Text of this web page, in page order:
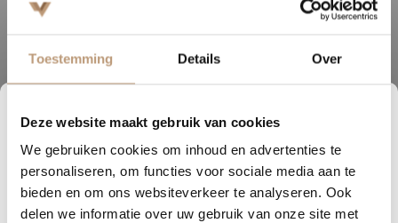
6
DAGEN
15
UREN
25
MINUTEN
56
SECONDEN
Nu tijdelijk 10% korting op
Toestemming Details Over
Deze website maakt gebruik van cookies
We gebruiken cookies om inhoud en advertenties te
personaliseren, om functies voor sociale media aan te
bieden en om ons websiteverkeer te analyseren. Ook
delen we informatie over uw gebruik van onze site met
Click - herringbone warm
€42,96 / m²
Kingsbridge beton
€17,95 / m²